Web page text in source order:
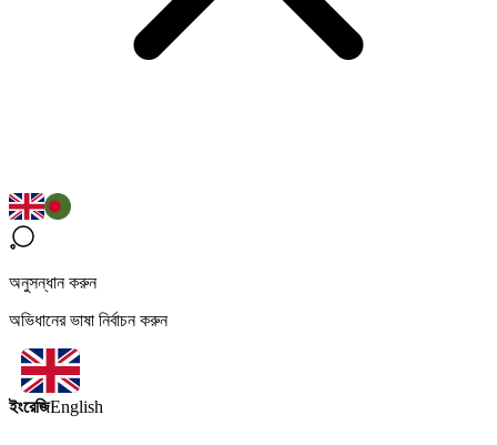
অনুসন্ধান করুন
অভিধানের ভাষা নির্বাচন করুন
ইংরেজিEnglish